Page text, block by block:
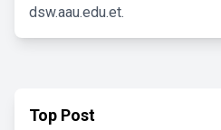
dsw.aau.edu.et.
Top Post